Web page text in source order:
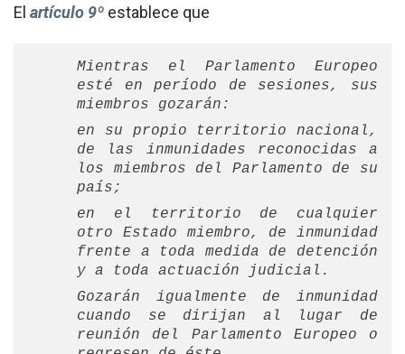
El artículo 9º establece que
Mientras el Parlamento Europeo
esté en período de sesiones, sus
miembros gozarán:
en su propio territorio nacional,
de las inmunidades reconocidas a
los miembros del Parlamento de su
país;
en el territorio de cualquier
otro Estado miembro, de inmunidad
frente a toda medida de detención
y a toda actuación judicial.
Gozarán igualmente de inmunidad
cuando se dirijan al lugar de
reunión del Parlamento Europeo o